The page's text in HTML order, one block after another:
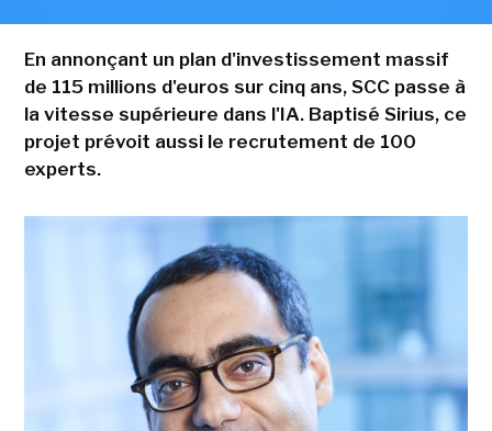
En annonçant un plan d'investissement massif
de 115 millions d'euros sur cinq ans, SCC passe à
la vitesse supérieure dans l'IA. Baptisé Sirius, ce
projet prévoit aussi le recrutement de 100
experts.